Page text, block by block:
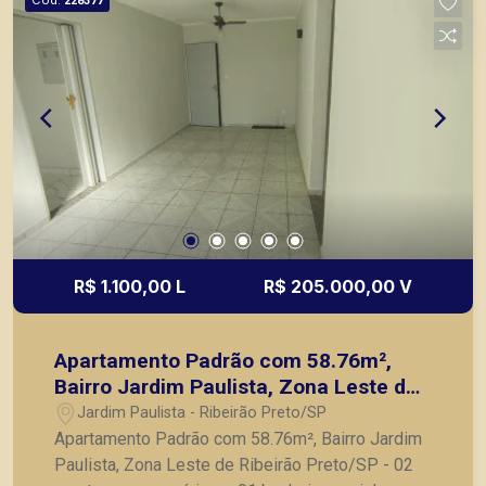
principais lançamentos da cidade de Ribeirão
Preto.
R$ 1.100,00 L R$ 205.000,00 V
Apartamento Padrão com 58.76m²,
Bairro Jardim Paulista, Zona Leste de
Ribeirão Preto/SP.
Jardim Paulista - Ribeirão Preto/SP
Apartamento Padrão com 58.76m², Bairro Jardim
Paulista, Zona Leste de Ribeirão Preto/SP - 02